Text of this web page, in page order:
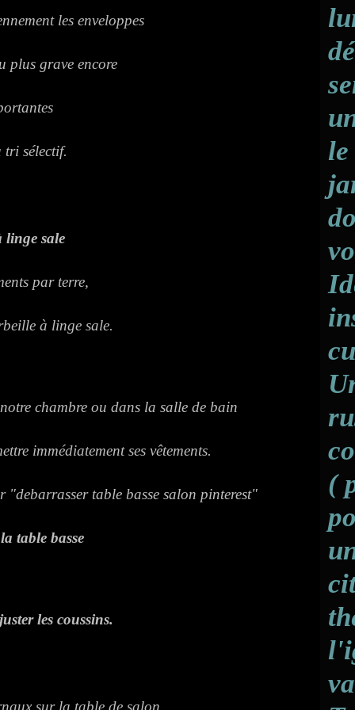
les enveloppes
plus grave encore
sélectif.
linge sale
par terre,
à linge sale.
chambre ou dans la salle de bain
immédiatement ses vêtements.
table basse
les coussins.
sur la table de salon,
(